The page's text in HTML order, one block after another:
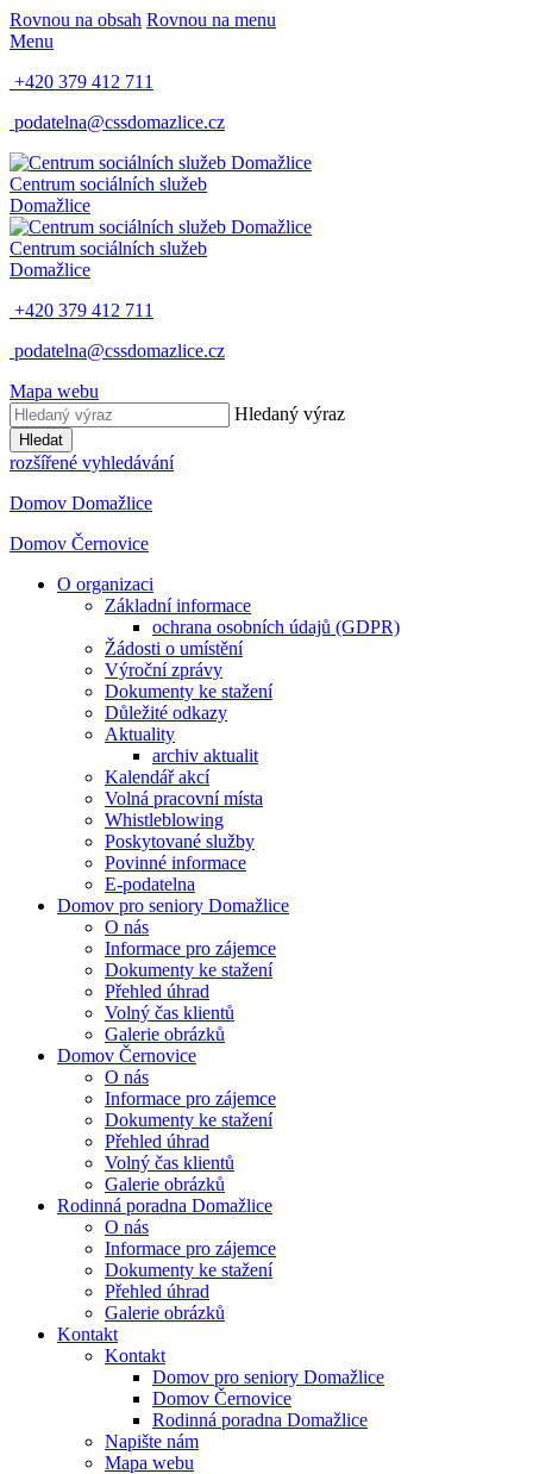
Rovnou na obsah Rovnou na menu
Menu
+420 379 412 711
podatelna@cssdomazlice.cz
Centrum sociálních služeb
Domažlice
Centrum sociálních služeb
Domažlice
+420 379 412 711
podatelna@cssdomazlice.cz
Mapa webu
Hledaný výraz
Hledat
rozšířené vyhledávání
Domov Domažlice
Domov Černovice
O organizaci
Základní informace
ochrana osobních údajů (GDPR)
Žádosti o umístění
Výroční zprávy
Dokumenty ke stažení
Důležité odkazy
Aktuality
archiv aktualit
Kalendář akcí
Volná pracovní místa
Whistleblowing
Poskytované služby
Povinné informace
E-podatelna
Domov pro seniory Domažlice
O nás
Informace pro zájemce
Dokumenty ke stažení
Přehled úhrad
Volný čas klientů
Galerie obrázků
Domov Černovice
O nás
Informace pro zájemce
Dokumenty ke stažení
Přehled úhrad
Volný čas klientů
Galerie obrázků
Rodinná poradna Domažlice
O nás
Informace pro zájemce
Dokumenty ke stažení
Přehled úhrad
Galerie obrázků
Kontakt
Kontakt
Domov pro seniory Domažlice
Domov Černovice
Rodinná poradna Domažlice
Napište nám
Mapa webu